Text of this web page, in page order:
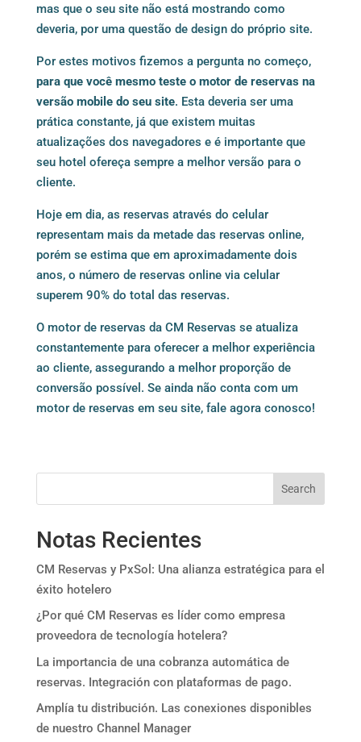
mas que o seu site não está mostrando como
deveria, por uma questão de design do próprio site.
Por estes motivos fizemos a pergunta no começo,
para que você mesmo teste o motor de reservas na
versão mobile do seu site. Esta deveria ser uma
prática constante, já que existem muitas
atualizações dos navegadores e é importante que
seu hotel ofereça sempre a melhor versão para o
cliente.
Hoje em dia, as reservas através do celular
representam mais da metade das reservas online,
porém se estima que em aproximadamente dois
anos, o número de reservas online via celular
superem 90% do total das reservas.
O motor de reservas da CM Reservas se atualiza
constantemente para oferecer a melhor experiência
ao cliente, assegurando a melhor proporção de
conversão possível. Se ainda não conta com um
motor de reservas em seu site, fale agora conosco!
Search
Notas Recientes
CM Reservas y PxSol: Una alianza estratégica para el
éxito hotelero
¿Por qué CM Reservas es líder como empresa
proveedora de tecnología hotelera?
La importancia de una cobranza automática de
reservas. Integración con plataformas de pago.
Amplía tu distribución. Las conexiones disponibles
de nuestro Channel Manager